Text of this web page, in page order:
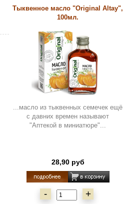
Тыквенное масло "Original Altay",
100мл.
...масло из тыквенных семечек ещё
с давних времен называют
"Аптекой в миниатюре"...
28,90 руб
- +